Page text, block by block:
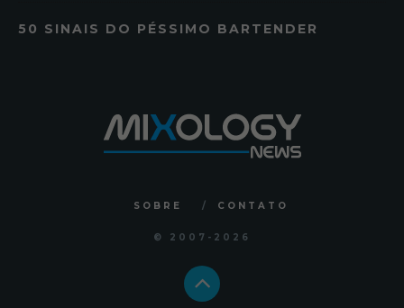
50 SINAIS DO PÉSSIMO BARTENDER
SOBRE CONTATO
© 2007 -2026